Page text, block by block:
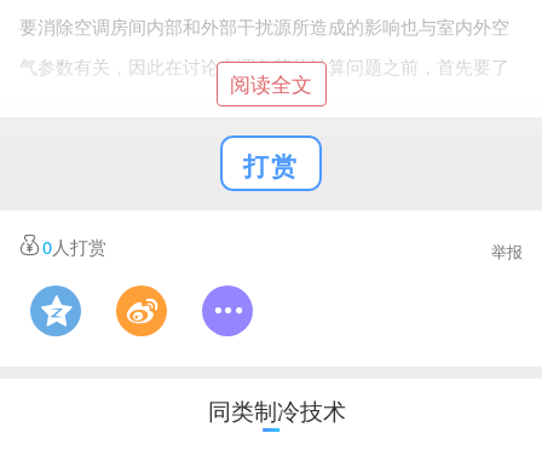
要消除空调房间内部和外部干扰源所造成的影响也与室内外空
气参数有关，因此在讨论空调负荷的计算问题之前，首先要了
解空调设计计算用的室内外空气参数及确定方法。
（一）空调室内空气参数的确定：
室内空气计算参数主要是指作为空调工程设计与运行控制标准
数。
与空气有关的因素影响人的热舒适性原因：
1)温度—人体对于温度较为敏感，而室内温度对人的热舒适性
2)相对湿度—出汗是人体在任何气温下都存在的生理机能，只
阅读全文
打赏
0人打赏 举报
同类制冷技术